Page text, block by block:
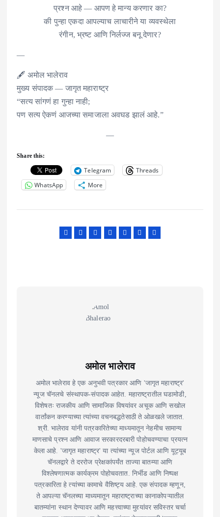
प्रश्न आहे — आपण हे मान्य करणार का?
की पुन्हा एकदा आपल्याच लाचारीने या व्यवस्थेला
रंगीन, भ्रष्ट आणि निर्लज्ज बनू देणार?
—
🖋️ अमोल भालेराव
मुख्य संपादक — जागृत महाराष्ट्र
“सत्य सांगणं हा गुन्हा नाही;
पण सत्य ऐकणं आजच्या समाजाला अवघड झालं आहे.”
—
Share this:
Telegram
Threads
WhatsApp
More
अमोल भालेराव
अमोल भालेराव हे एक अनुभवी पत्रकार आणि 'जागृत महाराष्ट्र'
न्यूज चॅनलचे संस्थापक-संपादक आहेत. महाराष्ट्रातील घडामोडी,
विशेषतः राजकीय आणि सामाजिक विषयांवर अचूक आणि सखोल
वार्तांकन करण्याच्या त्यांच्या वचनबद्धतेसाठी ते ओळखले जातात.
श्री. भालेराव यांनी पत्रकारितेच्या माध्यमातून नेहमीच सामान्य
माणसाचे प्रश्न आणि आवाज सरकारदरबारी पोहोचवण्याचा प्रयत्न
केला आहे. 'जागृत महाराष्ट्र' या त्यांच्या न्यूज पोर्टल आणि यूट्यूब
चॅनलद्वारे ते दररोज प्रेक्षकांपर्यंत ताज्या बातम्या आणि
विश्लेषणात्मक कार्यक्रम पोहोचवतात. निर्भीड आणि निष्पक्ष
पत्रकारिता हे त्यांच्या कामाचे वैशिष्ट्य आहे. एक संपादक म्हणून,
ते आपल्या चॅनलच्या माध्यमातून महाराष्ट्राच्या कानाकोपऱ्यातील
बातम्यांना स्थान देण्यावर आणि महत्त्वाच्या मुद्द्यांवर सविस्तर चर्चा